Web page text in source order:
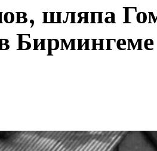
шляпа
Бирмингеме